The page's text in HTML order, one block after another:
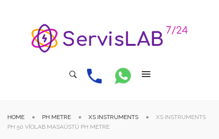
HOME PH METRE XS INSTRUMENTS
XS INSTRUMENTS
PH 50 VIOLAB MASAÜSTÜ PH METRE